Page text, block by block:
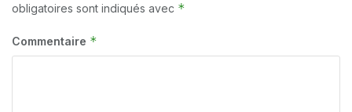
obligatoires sont indiqués avec *
Commentaire *